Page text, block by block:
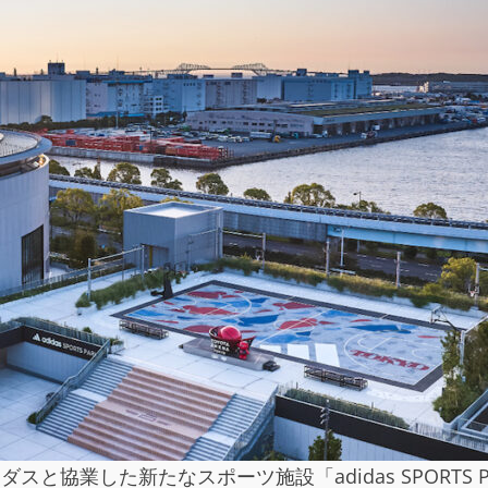
スと協業した新たなスポーツ施設「adidas SPORTS